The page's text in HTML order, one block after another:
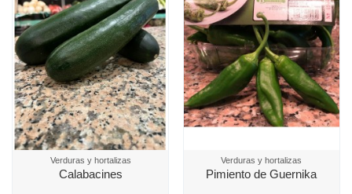
Verduras y hortalizas
Calabacines
Verduras y hortalizas
Pimiento de Guernika